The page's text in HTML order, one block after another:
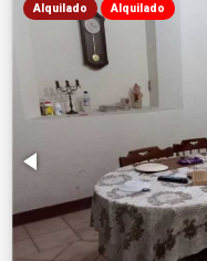
Alquilado Alquilado